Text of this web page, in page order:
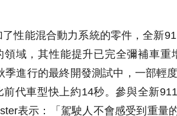
了性能混合動力系統的零件，全新
領域，其性能提升已完全彌補車
季進行的最終開發測試中，一部輕
前代車型快上約14秒。參與全新
表示：「駕駛人不會感受到重量